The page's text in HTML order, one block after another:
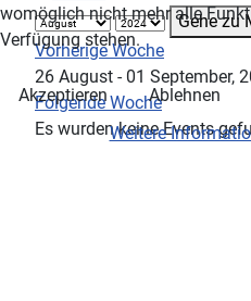
Gehe zu
Vorherige Woche
26 August - 01 September,
Folgende Woche
Es wurden keine Events
womöglich nicht mehr alle
Verfügung stehen.
Akzeptieren
Ablehnen
Weitere